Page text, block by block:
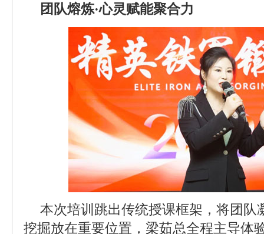
团队熔炼·心灵赋能聚合力
本次培训跳出传统授课框架，将团队
挖掘放在重要位置，梁茹总全程主导体